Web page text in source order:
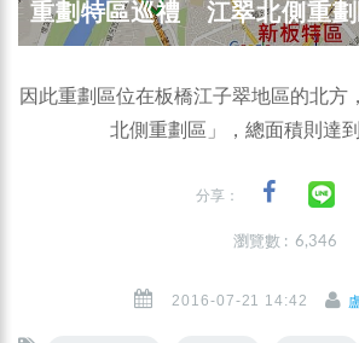
重劃特區巡禮 江翠北側重
因此重劃區位在板橋江子翠地區的北方
北側重劃區」，總面積則達
分享：
瀏覽數 : 6,346
2016-07-21 14:42